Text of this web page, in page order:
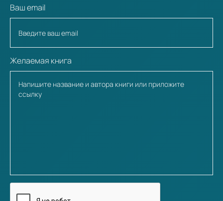
Ваш email
Желаемая книга